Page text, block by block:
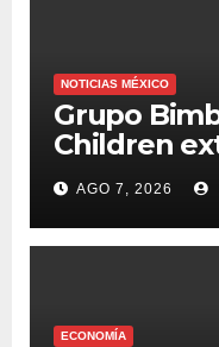
NOTICIAS MÉXICO
Grupo
Children
apoyar a
Venezuela
AGO 7, 2026
ECONOMÍA